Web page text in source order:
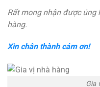
Rất mong nhận được ủng
hàng.
Xin chân thành cảm ơn!
Gia